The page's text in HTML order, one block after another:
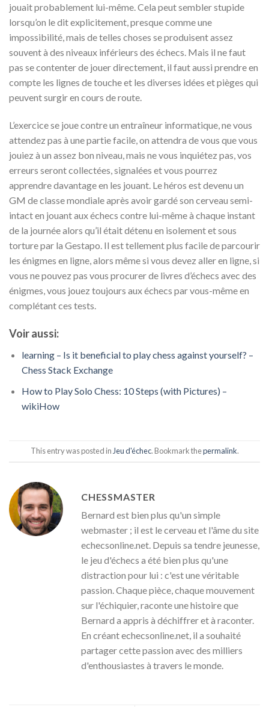
jouait probablement lui-même. Cela peut sembler stupide
lorsqu’on le dit explicitement, presque comme une
impossibilité, mais de telles choses se produisent assez
souvent à des niveaux inférieurs des échecs. Mais il ne faut
pas se contenter de jouer directement, il faut aussi prendre en
compte les lignes de touche et les diverses idées et pièges qui
peuvent surgir en cours de route.
L’exercice se joue contre un entraîneur informatique, ne vous
attendez pas à une partie facile, on attendra de vous que vous
jouiez à un assez bon niveau, mais ne vous inquiétez pas, vos
erreurs seront collectées, signalées et vous pourrez
apprendre davantage en les jouant. Le héros est devenu un
GM de classe mondiale après avoir gardé son cerveau semi-
intact en jouant aux échecs contre lui-même à chaque instant
de la journée alors qu’il était détenu en isolement et sous
torture par la Gestapo. Il est tellement plus facile de parcourir
les énigmes en ligne, alors même si vous devez aller en ligne, si
vous ne pouvez pas vous procurer de livres d’échecs avec des
énigmes, vous jouez toujours aux échecs par vous-même en
complétant ces tests.
Voir aussi:
learning – Is it beneficial to play chess against yourself? –
Chess Stack Exchange
How to Play Solo Chess: 10 Steps (with Pictures) –
wikiHow
This entry was posted inJeu d'échec. Bookmark thepermalink.
CHESSMASTER
Bernard est bien plus qu'un simple
webmaster ; il est le cerveau et l'âme du site
echecsonline.net. Depuis sa tendre jeunesse,
le jeu d'échecs a été bien plus qu'une
distraction pour lui : c'est une véritable
passion. Chaque pièce, chaque mouvement
sur l'échiquier, raconte une histoire que
Bernard a appris à déchiffrer et à raconter.
En créant echecsonline.net, il a souhaité
partager cette passion avec des milliers
d'enthousiastes à travers le monde.